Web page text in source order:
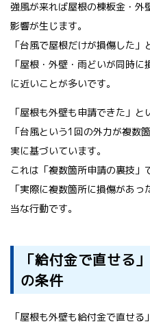
強風が来れば屋根の棟板金・外
影響が生じます。
「台風で屋根だけが損傷した」
「屋根・外壁・雨どいが同時
に近いことが多いです。
「屋根も外壁も申請できた」と
「台風という1回の外力が複数
実に基づいています。
これは「複数箇所申請の裏技」
「実際に複数箇所に損傷があ
当な行動です。
「給付金で直せる
の条件
「屋根も外壁も給付金で直せる